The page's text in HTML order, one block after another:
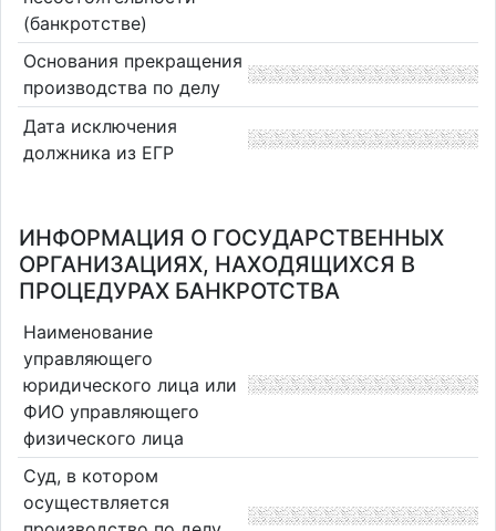
(банкротстве)
Основания прекращения
производства по делу
Дата исключения
должника из ЕГР
ИНФОРМАЦИЯ О ГОСУДАРСТВЕННЫХ
ОРГАНИЗАЦИЯХ, НАХОДЯЩИХСЯ В
ПРОЦЕДУРАХ БАНКРОТСТВА
Наименование
управляющего
юридического лица или
ФИО управляющего
физического лица
Суд, в котором
осуществляется